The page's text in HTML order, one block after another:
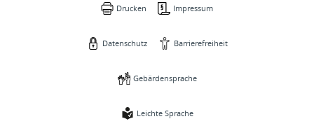
Drucken Impressum
Datenschutz Barrierefreiheit
Gebärdensprache
Leichte Sprache